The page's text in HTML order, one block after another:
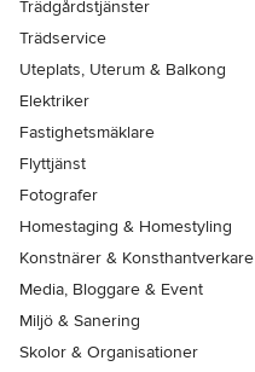
Trädgårdstjänster
Trädservice
Uteplats, Uterum & Balkong
Elektriker
Fastighetsmäklare
Flyttjänst
Fotografer
Homestaging & Homestyling
Konstnärer & Konsthantverkare
Media, Bloggare & Event
Miljö & Sanering
Skolor & Organisationer